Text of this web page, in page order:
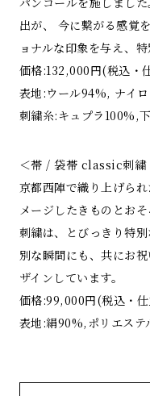
出が、 今に繋がる感覚
ョナルな印象を与え、
価格:132,000円(税込・
表地:ウール94%, ナイ
刺繍糸:キュプラ100%,
＜帯 / 袋帯 classic刺
京都西陣で織り上げら
メージしたきものとお
刺繍は、とびっきり特
別な瞬間にも、共にお
ザインしています。
価格:99,000円(税込・
表地:絹90%,ポリエス